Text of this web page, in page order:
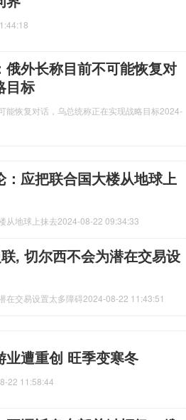
外长称目前不可能恢复对
目标
能恢复对话，乌总统称正在实现战略目标2024-
应把联合国大楼从地球上
从地球上抹去2024-08-22 09:34:33
, 切尔西不会为潜在交易设
在交易设置太多障碍2024-08-22 11:43:51
遭重创 旺季变寒冬
22 11:58:44